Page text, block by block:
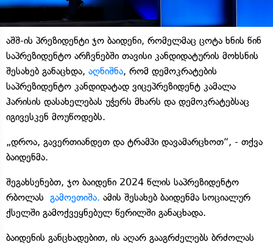
აშშ-ის პრეზიდენტი ჯო ბაიდენი, რომელმაც ცოტა ხნის წინ
საპრეზიდენტო არჩვნებში თავისი კანდიდატურის მოხსნის
შესახებ განაცხდა, აღნიშნა, რომ დემოკრატების
საპრეზიდენტო კანდიდატად ვიცეპრეზიდენტ კამალა
ჰარისის დასახელებას უჭერს მხარს და დემოკრატებსაც
იგივესკენ მოუწოდებს.
„დროა, გავერთიანდეთ და ტრამპი დავამარცხოთ“, - თქვა
ბაიდენმა.
შეგახსენებთ, ჯო ბაიდენი 2024 წლის საპრეზიდენტო
რბოლას გამოეთიშა. ამის შესახებ ბაიდენმა სოციალურ
ქსელში გამოქვეყნებულ წერილში განაცხადა.
ბაიდენის განცხადებით, ის აღარ გააგრძელებს ბრძოლას